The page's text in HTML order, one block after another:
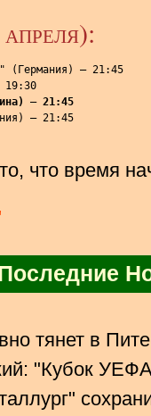
(Германия) — 21:45
— 21:45
— 21:45
что время
тянет в
"Кубок